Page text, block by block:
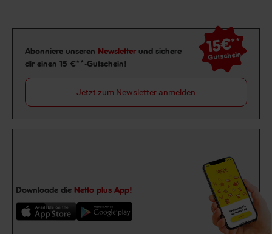
Newsletter Anmeldung
Abonniere unseren Newsletter und sichere
dir einen 15 €**-Gutschein!
15€**
Gutschein
Jetzt zum Newsletter anmelden
Downloade die Netto plus App!